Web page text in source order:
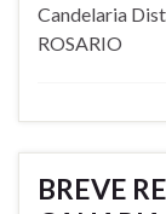
Candelaria
ROSARIO
BREVE